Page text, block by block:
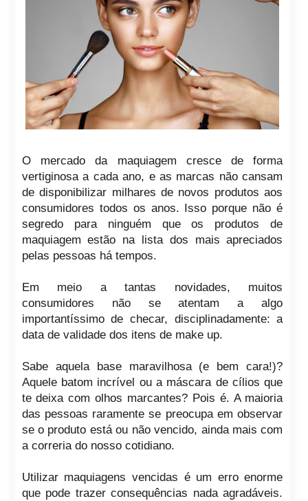
O mercado da maquiagem cresce de forma
vertiginosa a cada ano, e as marcas não cansam
de disponibilizar milhares de novos produtos aos
consumidores todos os anos. Isso porque não é
segredo para ninguém que os produtos de
maquiagem estão na lista dos mais apreciados
pelas pessoas há tempos.
Em meio a tantas novidades, muitos
consumidores não se atentam a algo
importantíssimo de checar, disciplinadamente: a
data de validade dos itens de make up.
Sabe aquela base maravilhosa (e bem cara!)?
Aquele batom incrível ou a máscara de cílios que
te deixa com olhos marcantes? Pois é. A maioria
das pessoas raramente se preocupa em observar
se o produto está ou não vencido, ainda mais com
a correria do nosso cotidiano.
Utilizar maquiagens vencidas é um erro enorme
que pode trazer consequências nada agradáveis.